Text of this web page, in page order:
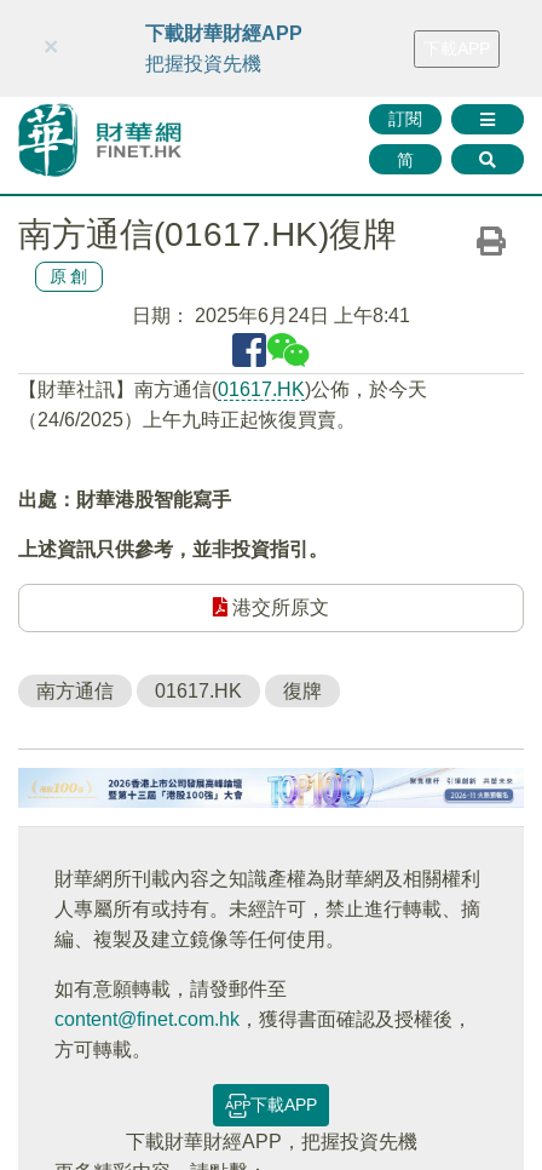
財華智庫網 FINTV FINMETA 財華證券 媒體矩陣
訂閱
简
×
下載財華財經APP
把握投資先機
南方通信(01617.HK)復牌
原創
日期： 2025年6月24日 上午8:41
【財華社訊】南方通信(01617.HK)公佈，於今天
（24/6/2025）上午九時正起恢復買賣。
出處：財華港股智能寫手
上述資訊只供參考，並非投資指引。
港交所原文
南方通信 01617.HK 復牌
財華網所刊載內容之知識產權為財華網及相關權利
人專屬所有或持有。未經許可，禁止進行轉載、摘
編、複製及建立鏡像等任何使用。
如有意願轉載，請發郵件至
content@finet.com.hk ，獲得書面確認及授權後，
方可轉載。
下載APP
下載財華財經APP，把握投資先機